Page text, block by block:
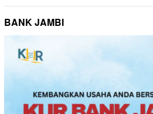
BANK JAMBI